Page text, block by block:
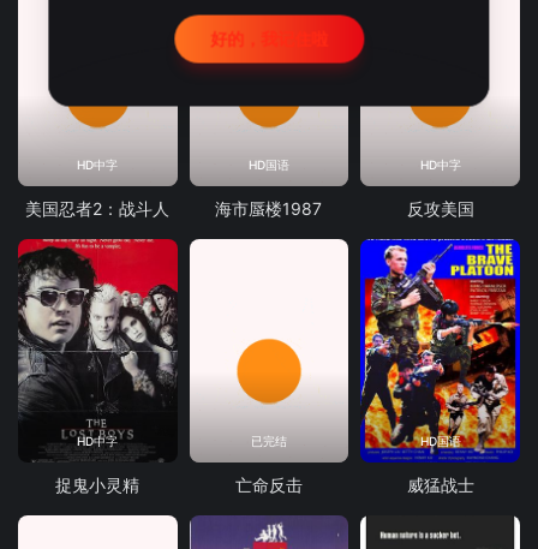
HD中字
美国忍者2：战斗人
HD国语
海市蜃楼1987
HD中字
反攻美国
HD中字
捉鬼小灵精
已完结
亡命反击
HD国语
威猛战士
好的，我记住啦